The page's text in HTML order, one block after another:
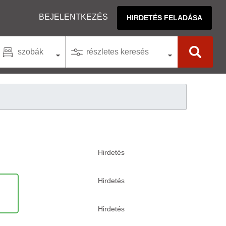
BEJELENTKEZÉS HIRDETÉS FELADÁSA
szobák részletes keresés